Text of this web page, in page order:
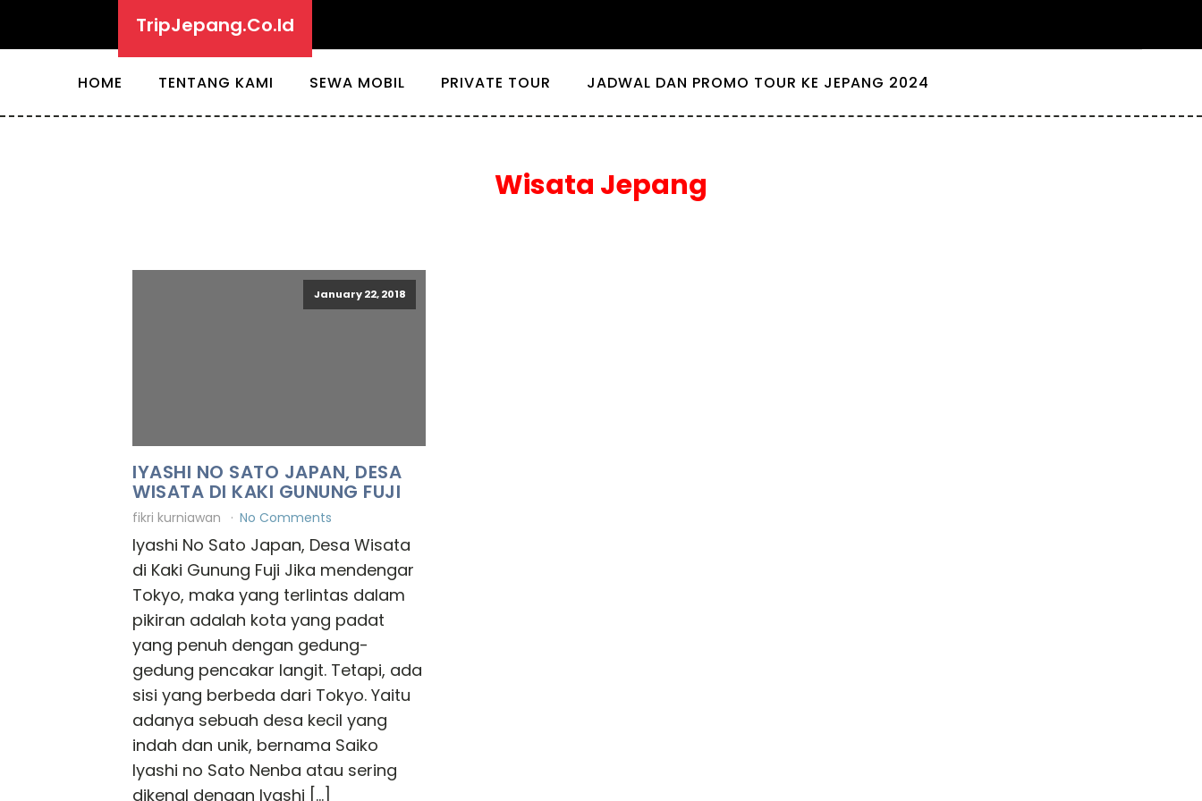
TripJepang.Co.Id
HOME TENTANG KAMI SEWA MOBIL PRIVATE TOUR JADWAL DAN PROMO TOUR KE JEPANG 2024
Wisata Jepang
January 22, 2018
IYASHI NO SATO JAPAN, DESA
WISATA DI KAKI GUNUNG FUJI
fikri kurniawan No Comments
Iyashi No Sato Japan, Desa Wisata
di Kaki Gunung Fuji Jika mendengar
Tokyo, maka yang terlintas dalam
pikiran adalah kota yang padat
yang penuh dengan gedung-
gedung pencakar langit. Tetapi, ada
sisi yang berbeda dari Tokyo. Yaitu
adanya sebuah desa kecil yang
indah dan unik, bernama Saiko
Iyashi no Sato Nenba atau sering
dikenal dengan Iyashi […]